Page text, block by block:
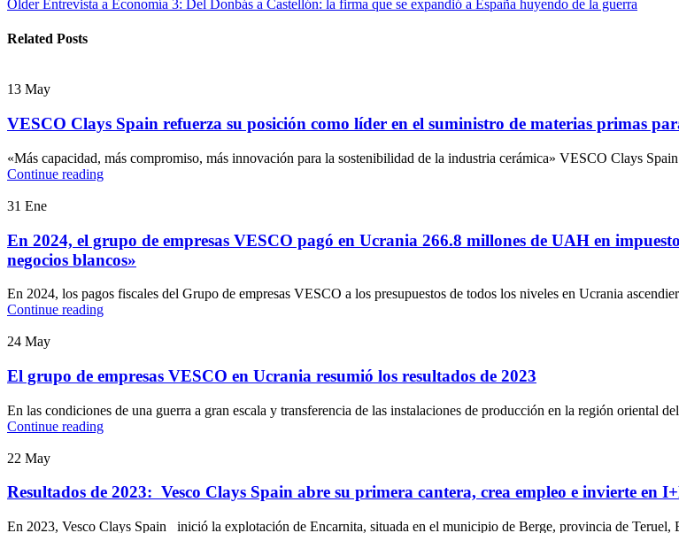
Older Entrevista a Economía 3: Del Donbás a Castellón: la firma que se expandió a España huyendo de la guerra
Related Posts
13 May
VESCO Clays Spain refuerza su posición como líder en el suministro de materias primas
«Más capacidad, más compromiso, más innovación para la sostenibilidad de la industria cerámica» VESCO Clays Spain
Continue reading
31 Ene
En 2024, el grupo de empresas VESCO pagó en Ucrania 266.8 millones de UAH en
negocios blancos»
En 2024, los pagos fiscales del Grupo de empresas VESCO a los presupuestos de todos los niveles en Ucrania
Continue reading
24 May
El grupo de empresas VESCO en Ucrania resumió los resultados de 2023
En las condiciones de una guerra a gran escala y transferencia de las instalaciones de producción en la región oriental
Continue reading
22 May
Resultados de 2023: Vesco Clays Spain abre su primera cantera, crea empleo e invierte en
En 2023, Vesco Clays Spain inició la explotación de Encarnita, situada en el municipio de Berge, provincia de Teruel,